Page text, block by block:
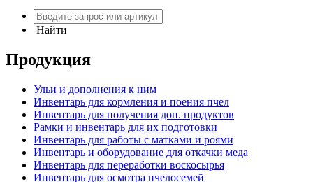
Найти
Продукция
Ульи и дополнения к ним
Инвентарь для кормления и поения пчел
Инвентарь для получения доп. продуктов
Рамки и инвентарь для их подготовки
Инвентарь для работы с матками и роями
Инвентарь и оборудование для откачки меда
Инвентарь для переработки воскосырья
Инвентарь для осмотра пчелосемей